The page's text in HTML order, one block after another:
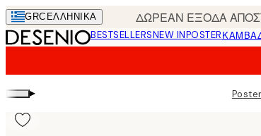
Skip
to
main
GRC ΕΛΛΗΝΙΚΆ ΔΩΡΕΑΝ ΕΞΟΔΑ
BESTSELLERSNEW INPOSTER
▸